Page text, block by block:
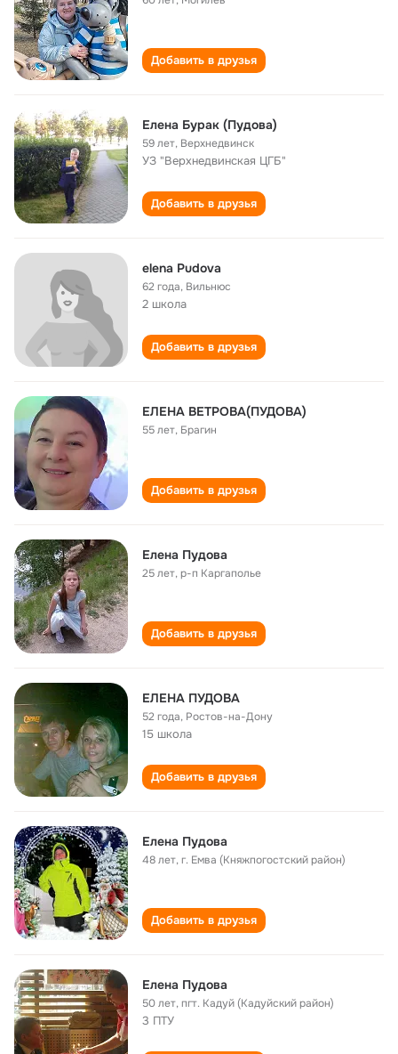
Добавить в друзья
Елена Бурак (Пудова)
59 лет, Верхнедвинск
УЗ "Верхнедвинская ЦГБ"
Добавить в друзья
elena Pudova
62 года, Вильнюс
2 школа
Добавить в друзья
ЕЛЕНА ВЕТРОВА(ПУДОВА)
55 лет, Брагин
Добавить в друзья
Елена Пудова
25 лет,р-п Каргаполье
Добавить в друзья
ЕЛЕНА ПУДОВА
52 года, Ростов-на-Дону
15 школа
Добавить в друзья
Елена Пудова
48 лет,г. Емва (Княжпогостский район)
Добавить в друзья
Елена Пудова
50 лет,пгт. Кадуй (Кадуйский район)
3 ПТУ